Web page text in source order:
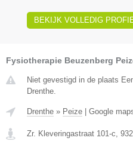
BEKIJK VOLLEDIG
Fysiotherapie Beuzenberg
Niet gevestigd in de plaats
Drenthe.
Drenthe » Peize Google
Zr. Kleveringastraat 101-c